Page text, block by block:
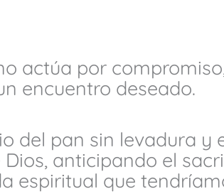
actúa por
encuentro deseado.
del pan sin levadura
anticipando el
espiritual que